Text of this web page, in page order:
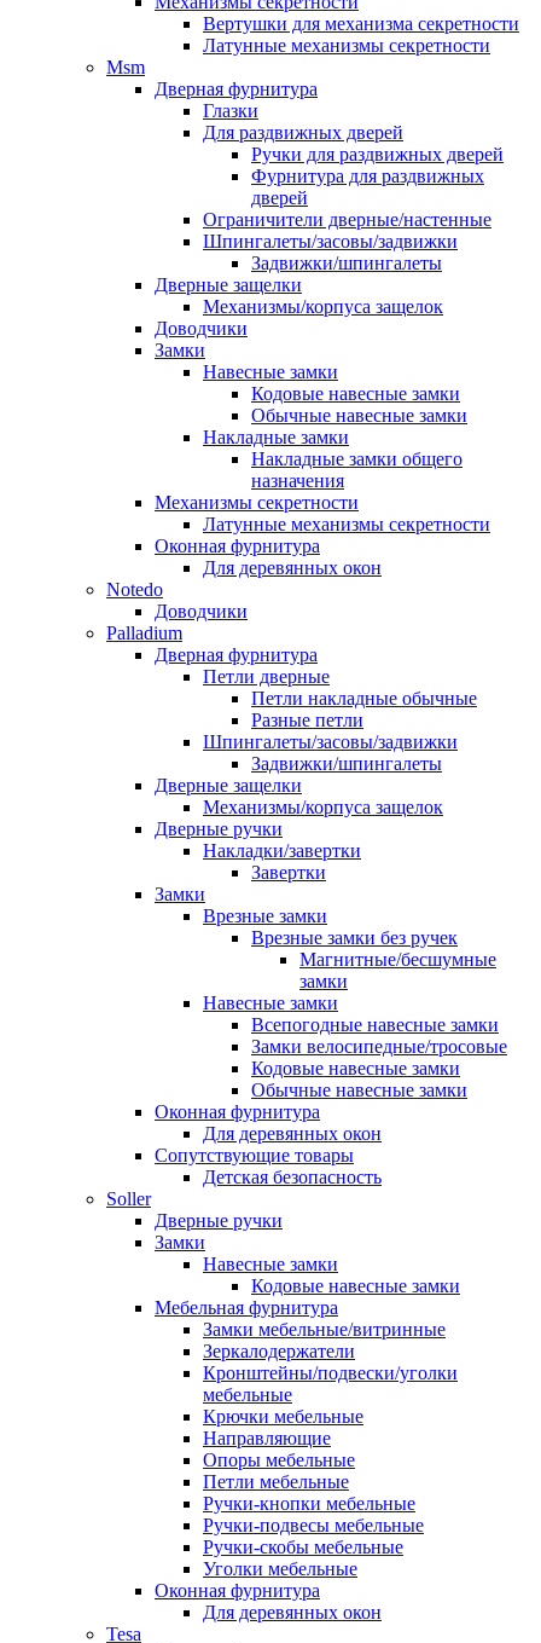
Вертушки для механизма секретности
Латунные механизмы секретности
Msm
Дверная фурнитура
Глазки
Для раздвижных дверей
Ручки для раздвижных дверей
Фурнитура для раздвижных
дверей
Ограничители дверные/настенные
Шпингалеты/засовы/задвижки
Задвижки/шпингалеты
Дверные защелки
Механизмы/корпуса защелок
Доводчики
Замки
Навесные замки
Кодовые навесные замки
Обычные навесные замки
Накладные замки
Накладные замки общего
назначения
Механизмы секретности
Латунные механизмы секретности
Оконная фурнитура
Для деревянных окон
Notedo
Доводчики
Palladium
Дверная фурнитура
Петли дверные
Петли накладные обычные
Разные петли
Шпингалеты/засовы/задвижки
Задвижки/шпингалеты
Дверные защелки
Механизмы/корпуса защелок
Дверные ручки
Накладки/завертки
Завертки
Замки
Врезные замки
Врезные замки без ручек
Магнитные/бесшумные
замки
Навесные замки
Всепогодные навесные замки
Замки велосипедные/тросовые
Кодовые навесные замки
Обычные навесные замки
Оконная фурнитура
Для деревянных окон
Сопутствующие товары
Детская безопасность
Soller
Дверные ручки
Замки
Навесные замки
Кодовые навесные замки
Мебельная фурнитура
Замки мебельные/витринные
Зеркалодержатели
Кронштейны/подвески/уголки
мебельные
Крючки мебельные
Направляющие
Опоры мебельные
Петли мебельные
Ручки-кнопки мебельные
Ручки-подвесы мебельные
Ручки-скобы мебельные
Уголки мебельные
Оконная фурнитура
Для деревянных окон
Tesa